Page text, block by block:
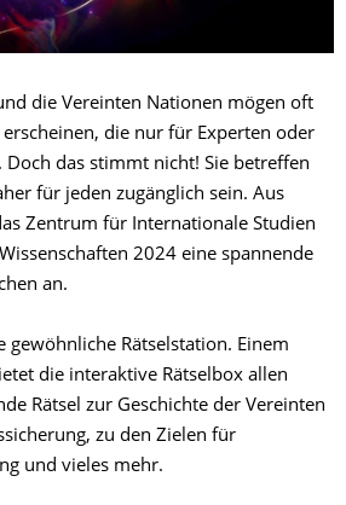
die Vereinten Nationen mögen oft
die nur für Experten oder
Doch das stimmt nicht! Sie betreffen
für jeden zugänglich sein. Aus
Zentrum für Internationale Studien
2024 eine spannende
an.
gewöhnliche Rätselstation. Einem
die interaktive Rätselbox allen
Rätsel zur Geschichte der Vereinten
zu den Zielen für
und vieles mehr.